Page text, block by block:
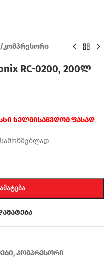
/კომპრესორი
RC-0200, 200ლ
ხელმისაწვდომ ფასად
,კომპრესორი